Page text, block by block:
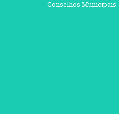
Conselhos Municipais